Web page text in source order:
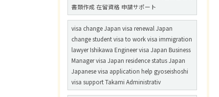
書類作成 在留資格 申請サポート
visa change Japan visa renewal Japan
change student visa to work visa immigration
lawyer Ishikawa Engineer visa Japan Business
Manager visa Japan residence status Japan
Japanese visa application help gyoseishoshi
visa support Takami Administrativ